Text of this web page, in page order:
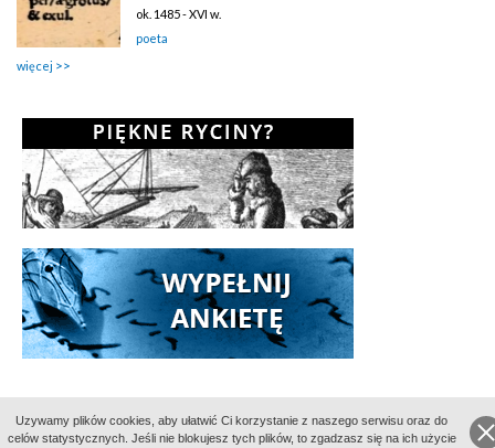
ok. 1485 - XVI w.
poeta
więcej
Uzywamy plików cookies, aby ułatwić Ci korzystanie z naszego serwisu oraz do
celów statystycznych. Jeśli nie blokujesz tych plików, to zgadzasz się na ich użycie